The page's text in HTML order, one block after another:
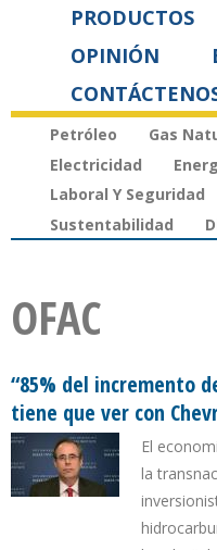
PRODUCTOS
OPINIÓN
Petróleo Gas
Electricidad
Laboral Y Seguridad
Sustentabilidad
OFAC
“85% del incremento
tiene que ver con
El
la